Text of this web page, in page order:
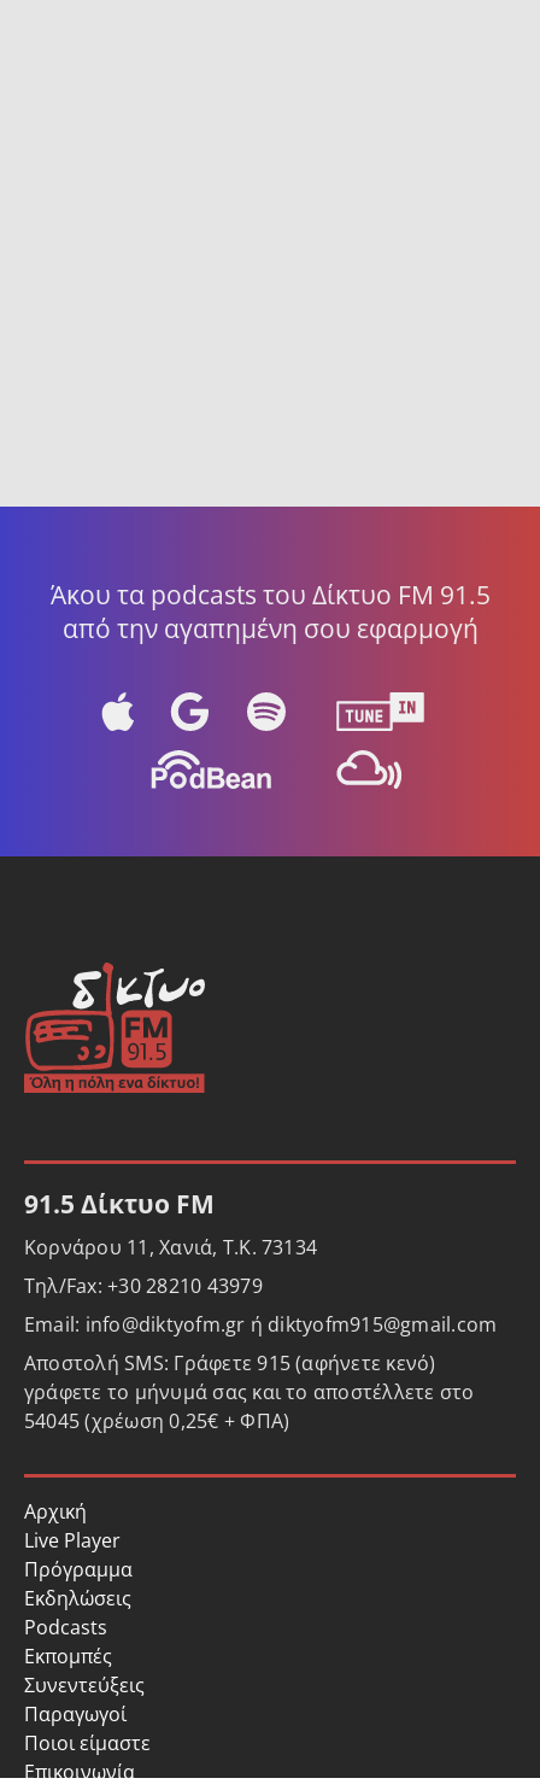
Άκου τα podcasts του Δίκτυο FM 91.5
από την αγαπημένη σου εφαρμογή
91.5 Δίκτυο FM
Κορνάρου 11, Χανιά, Τ.Κ. 73134
Τηλ/Fax: +30 28210 43979
Email: info@diktyofm.gr ή diktyofm915@gmail.com
Αποστολή SMS: Γράφετε 915 (αφήνετε κενό)
γράφετε το μήνυμά σας και το αποστέλλετε στο
54045 (χρέωση 0,25€ + ΦΠΑ)
Αρχική
Live Player
Πρόγραμμα
Εκδηλώσεις
Podcasts
Εκπομπές
Συνεντεύξεις
Παραγωγοί
Ποιοι είμαστε
Επικοινωνία